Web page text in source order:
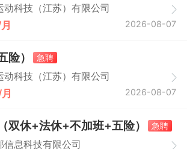
动科技（江苏）有限公司
2026-08-07
险）
急聘
动科技（江苏）有限公司
2026-08-07
双休+法休+不加班+五险）
急聘
信息科技有限公司